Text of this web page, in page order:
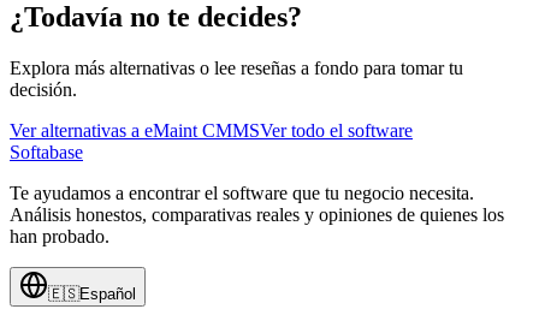
¿Todavía no te decides?
Explora más alternativas o lee reseñas a fondo para tomar tu
decisión.
Ver alternativas a eMaint CMMSVer todo el software
Softabase
Te ayudamos a encontrar el software que tu negocio necesita.
Análisis honestos, comparativas reales y opiniones de quienes los
han probado.
🇪🇸Español